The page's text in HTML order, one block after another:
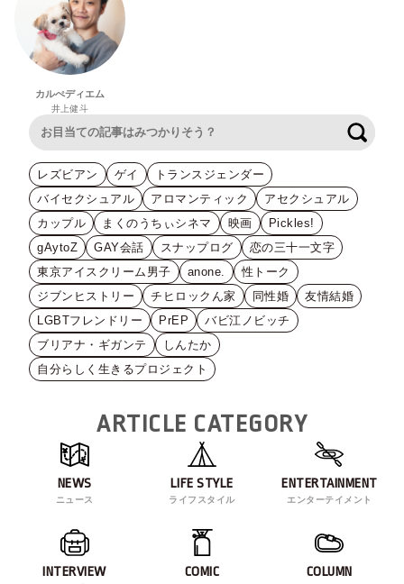
カルぺディエム
井上健斗
レズビアン ゲイ
トランスジェンダー
バイセクシュアル
アロマンティック
アセクシュアル
カップル
まくのうちぃシネマ 映画
Pickles!
gAytoZ
GAY会話 スナップログ
恋の三十一文字
東京アイスクリーム男子
anone.
性トーク
ジブンヒストリー
チヒロックん家 同性婚
友情結婚
LGBTフレンドリー
PrEP
バビ江ノビッチ
ブリアナ・ギガンテ
しんたか
自分らしく生きるプロジェクト
ARTICLE CATEGORY
NEWS
ニュース
LIFE STYLE
ライフスタイル
ENTERTAINMENT
エンターテイメント
INTERVIEW COMIC COLUMN